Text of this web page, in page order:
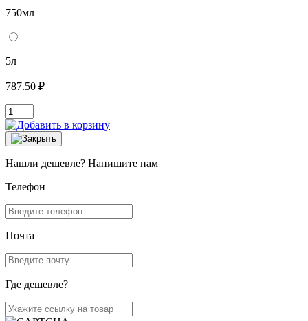
750мл
5л
787.50 ₽
Нашли дешевле? Напишите нам
Телефон
Почта
Где дешевле?